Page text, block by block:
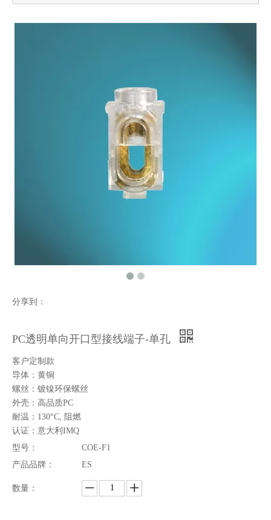
分享到：
PC透明单向开口型接线端子-单孔
客户定制款
导体：黄铜
螺丝：镀镍环保螺丝
外壳：高品质PC
耐温：130°C, 阻燃
认证：意大利IMQ
型号：
COE-F1
产品品牌：
ES
数量：